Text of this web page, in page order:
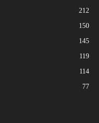
212
150
145
119
114
77